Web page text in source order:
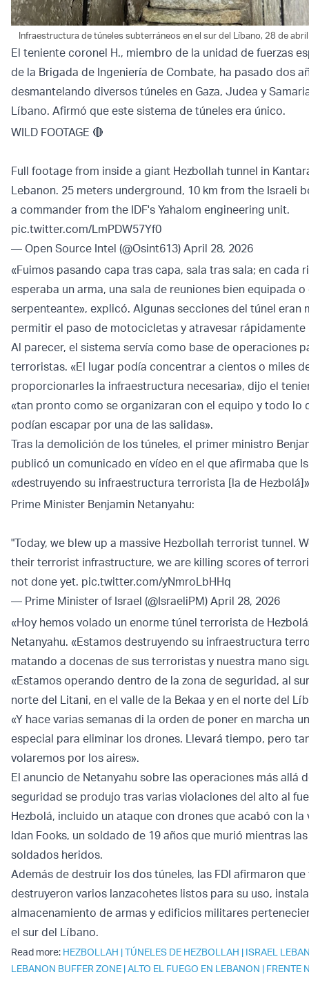
Infraestructura de túneles subterráneos en el sur del Líbano, 28 de
El teniente coronel H., miembro de la unidad de fuerzas
de la Brigada de Ingeniería de Combate, ha pasado dos
desmantelando diversos túneles en Gaza, Judea y
Líbano. Afirmó que este sistema de túneles era único.
WILD FOOTAGE 🔴
Full footage from inside a giant Hezbollah tunnel in
Lebanon. 25 meters underground, 10 km from the Israeli
a commander from the IDF's Yahalom engineering unit.
pic.twitter.com/LmPDW57Yf0
— Open Source Intel (@Osint613) April 28, 2026
«Fuimos pasando capa tras capa, sala tras sala; en cada
esperaba un arma, una sala de reuniones bien equipada
serpenteante», explicó. Algunas secciones del túnel eran
permitir el paso de motocicletas y atravesar
Al parecer, el sistema servía como base de operaciones
terroristas. «El lugar podía concentrar a cientos o miles
proporcionarles la infraestructura necesaria», dijo el
«tan pronto como se organizaran con el equipo y todo lo
podían escapar por una de las salidas».
Tras la demolición de los túneles, el primer ministro
publicó un comunicado en vídeo en el que afirmaba que
«destruyendo su infraestructura terrorista [la de
Prime Minister Benjamin Netanyahu:
"Today, we blew up a massive Hezbollah terrorist tunnel.
their terrorist infrastructure, we are killing scores of
not done yet. pic.twitter.com/yNmroLbHHq
— Prime Minister of Israel (@IsraeliPM) April 28, 2026
«Hoy hemos volado un enorme túnel terrorista de
Netanyahu. «Estamos destruyendo su infraestructura
matando a docenas de sus terroristas y nuestra mano
«Estamos operando dentro de la zona de seguridad, al
norte del Litani, en el valle de la Bekaa y en el norte del
«Y hace varias semanas di la orden de poner en marcha
especial para eliminar los drones. Llevará tiempo, pero
volaremos por los aires».
El anuncio de Netanyahu sobre las operaciones más allá
seguridad se produjo tras varias violaciones del alto al
Hezbolá, incluido un ataque con drones que acabó con
Idan Fooks, un soldado de 19 años que murió mientras
soldados heridos.
Además de destruir los dos túneles, las FDI afirmaron
destruyeron varios lanzacohetes listos para su uso,
almacenamiento de armas y edificios militares
el sur del Líbano.
Read more: HEZBOLLAH |TÚNELES DE HEZBOLLAH | ISRAEL
LEBANON BUFFER ZONE |ALTO EL FUEGO EN LEBANON | FRENTE